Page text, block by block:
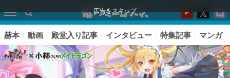
広告をスキップ
赫本 動画 殿堂入り記事 インタビュー 特集記事 マンガ